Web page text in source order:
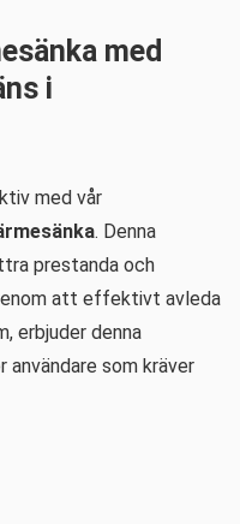
med
i
med vår
. Denna
prestanda och
att effektivt avleda
erbjuder denna
användare som kräver